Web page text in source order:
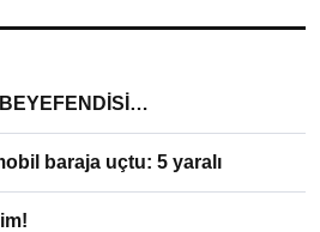
baraja uçtu: 5 yaralı